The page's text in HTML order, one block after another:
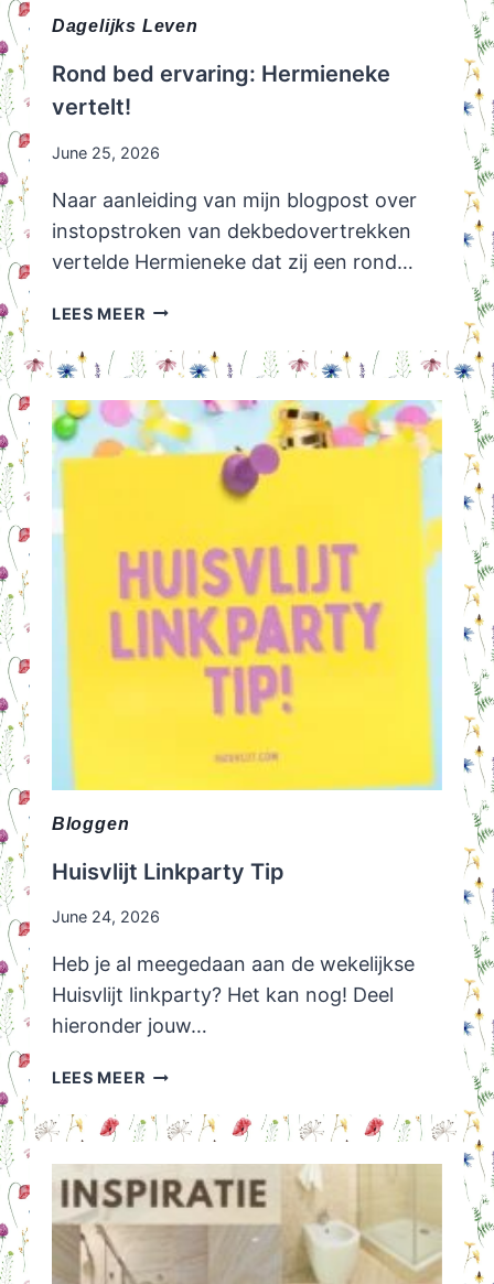
Dagelijks Leven
Rond bed ervaring: Hermieneke
vertelt!
June 25, 2026
Naar aanleiding van mijn blogpost over
instopstroken van dekbedovertrekken
vertelde Hermieneke dat zij een rond…
LEES MEERROND
ERVARING:
VERTELT!
Bloggen
Huisvlijt Linkparty Tip
June 24, 2026
Heb je al meegedaan aan de wekelijkse
Huisvlijt linkparty? Het kan nog! Deel
hieronder jouw…
LEES MEERHUISVLIJT
TIP